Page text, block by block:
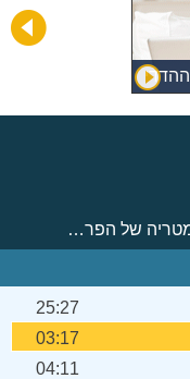
גיאומטריה אנליטית - גיאומטריה של הפרבולה
25:27
03:17
04:11